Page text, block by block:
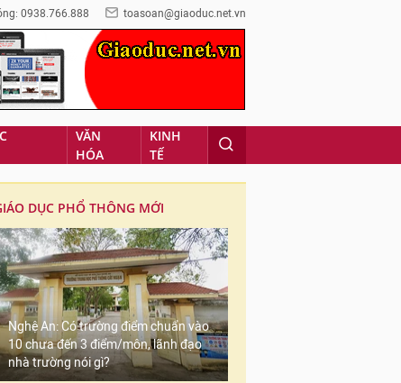
0938.766.888 toasoan@giaoduc.net.vn
VĂN
HÓA
KINH
TẾ
DỤC PHỔ THÔNG MỚI
Nghệ An: Có trường điểm chuẩn vào
10 chưa đến 3 điểm/môn, lãnh đạo
nhà trường nói gì?